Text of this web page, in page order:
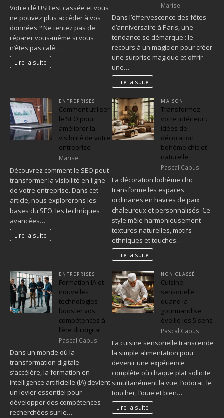
Votre clé USB est cassée et vous
ne pouvez plus accéder à vos
données ? Ne tentez pas de
réparer vous-même si vous
n’êtes pas calé…
Lire la suite
Marise
Dans l’effervescence des fêtes
d’anniversaire à Paris, une
tendance se démarque : le
recours à un magicien pour créer
une surprise magique et offrir
une…
Lire la suite
ENTREPRISES
Comment utiliser
le SEO pour
améliorer la
visibilité de votre
entreprise
Marise
Découvrez comment le SEO peut
transformer la visibilité en ligne
de votre entreprise. Dans cet
article, nous explorerons les
bases du SEO, les techniques
avancées…
Lire la suite
MAISON
Transformez
votre intérieur :
idées de
décoration
bohème chic et
naturelle
Pascal Cabus
La décoration bohème chic
transforme les espaces
ordinaires en havres de paix
chaleureux et personnalisés. Ce
style mêle harmonieusement
textures naturelles, motifs
ethniques et touches…
Lire la suite
ENTREPRISES
Formation IA et
nouvelles
technologies :
booster vos
compétences à
l’ère du digital
Pascal Cabus
Dans un monde où la
transformation digitale
s’accélère, la formation en
intelligence artificielle (IA) devient
un levier essentiel pour
développer des compétences
recherchées sur le…
NON CLASSÉ
Cuisine
sensorielle :
quand la
gourmandise
éveille les 5 sens
Pascal Cabus
La cuisine sensorielle transcende
la simple alimentation pour
devenir une expérience
complète où chaque plat sollicite
simultanément la vue, l’odorat, le
toucher, l’ouïe et bien…
Lire la suite